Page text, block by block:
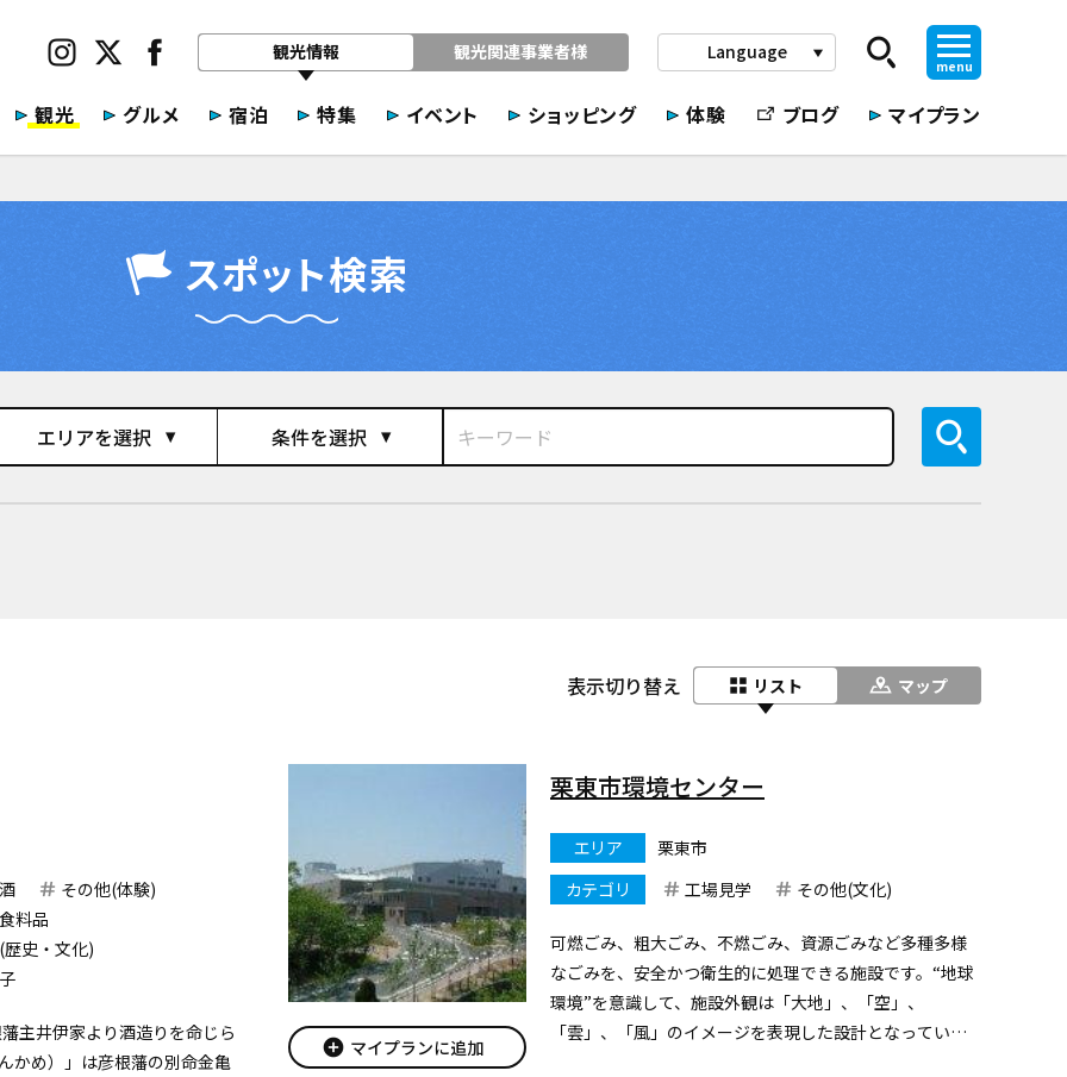
観光情報 観光関連事業者様 Language play_arrow
menu
観光 グルメ 宿泊 特集 イベント ショッピング 体験 ブログ マイプラン
スポット検索
エリアを選択 play_arrow 条件を選択 play_arrow
表示切り替え リスト マップ
その他(体験)
料品
史・文化)
主井伊家より酒造りを命じら
かめ）」は彦根藩の別命金亀
add_circle マイプランに追加
栗東市環境センター
エリア
栗東市
カテゴリ
工場見学 その他(文化)
可燃ごみ、粗大ごみ、不燃ごみ、資源ごみなど多種多様
なごみを、安全かつ衛生的に処理できる施設です。“地球
環境”を意識して、施設外観は「大地」、「空」、
「雲」、「風」のイメージを表現した設計となっていま